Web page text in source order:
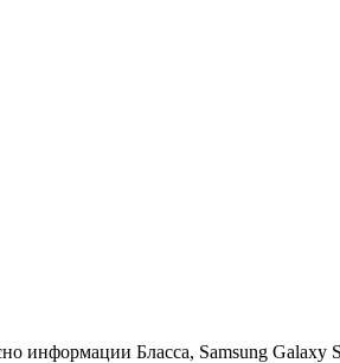
информации Бласса, Samsung Galaxy